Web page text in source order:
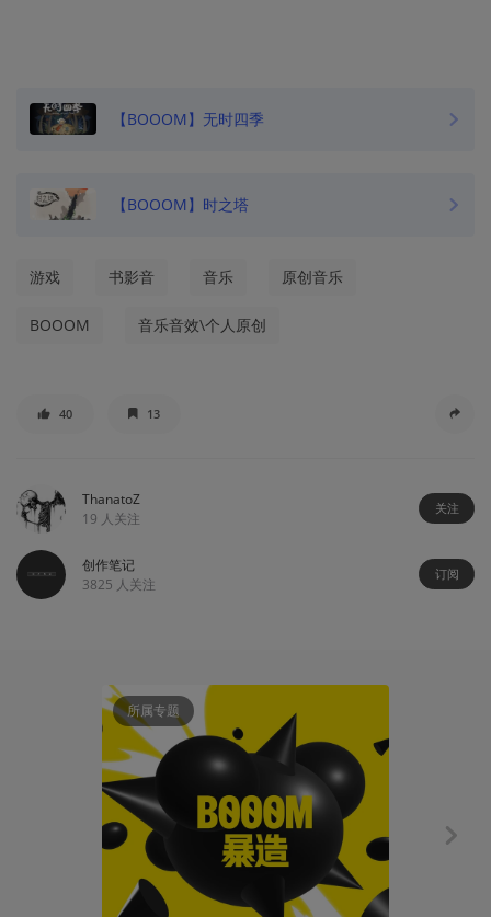
【BOOOM】无时四季
【BOOOM】时之塔
游戏 书影音 音乐 原创音乐
BOOOM 音乐音效\个人原创
40 13
ThanatoZ
19 人关注
关注
创作笔记
3825 人关注
订阅
所属专题
创作笔记